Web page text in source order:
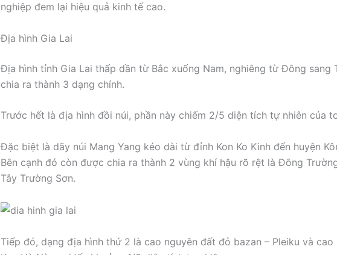
nghiệp đem lại hiệu quả kinh tế cao.
Địa hình Gia Lai
Địa hình tỉnh Gia Lai thấp dần từ Bắc xuống Nam, nghiêng từ Đông sang
chia ra thành 3 dạng chính.
Trước hết là địa hình đồi núi, phần này chiếm 2/5 diện tích tự nhiên của
Đặc biệt là dãy núi Mang Yang kéo dài từ đỉnh Kon Ko Kinh đến huyện
Bên cạnh đó còn được chia ra thành 2 vùng khí hậu rõ rệt là Đông
Tây Trường Sơn.
Tiếp đó, dạng địa hình thứ 2 là cao nguyên đất đỏ bazan – Pleiku và cao